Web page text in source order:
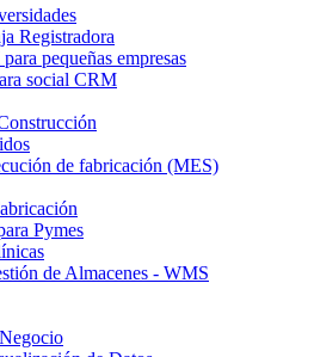
Registradora
pequeñas empresas
social CRM
de fabricación (MES)
Pymes
de Almacenes - WMS